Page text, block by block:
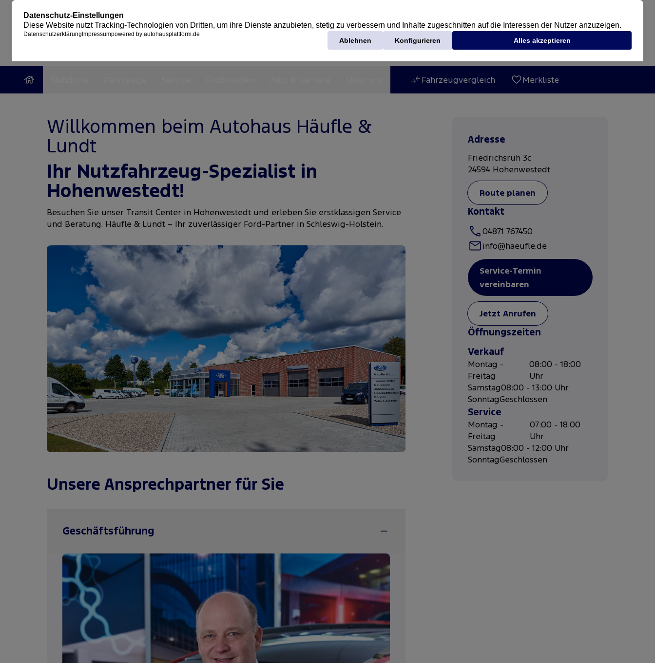
Fahrzeugvergleich Merkliste
Willkommen beim Autohaus Häufle &
Lundt
Ihr Nutzfahrzeug-Spezialist in
Hohenwestedt!
Besuchen Sie unser Transit Center in Hohenwestedt und erleben Sie erstklassigen Service
und Beratung. Häufle & Lundt – Ihr zuverlässiger Ford-Partner in Schleswig-Holstein.
Unsere Ansprechpartner für Sie
Geschäftsführung
Adresse
Friedrichsruh 3c
24594 Hohenwestedt
Route planen
Kontakt
04871 767450
info@haeufle.de
Service-Termin
vereinbaren
Jetzt Anrufen
Öffnungszeiten
Verkauf
Montag -
Freitag
08:00 - 18:00
Uhr
Samstag08:00 - 13:00 Uhr
SonntagGeschlossen
Service
Montag -
Freitag
07:00 - 18:00
Uhr
Samstag08:00 - 12:00 Uhr
SonntagGeschlossen